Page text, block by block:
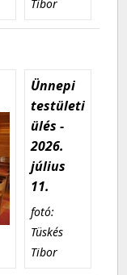
Tibor
Ünnepi
testületi
ülés -
2026.
július
11.
fotó:
Tüskés
Tibor